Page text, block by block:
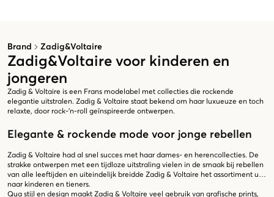
Brand Zadig&Voltaire
Zadig&Voltaire voor kinderen en
jongeren
Zadig & Voltaire is een Frans modelabel met collecties die rockende
elegantie uitstralen. Zadig & Voltaire staat bekend om haar luxueuze en toch
relaxte, door rock-'n-roll geïnspireerde ontwerpen.
Elegante & rockende mode voor jonge rebellen
Zadig & Voltaire had al snel succes met haar dames- en herencollecties. De
strakke ontwerpen met een tijdloze uitstraling vielen in de smaak bij rebellen
van alle leeftijden en uiteindelijk breidde Zadig & Voltaire het assortiment uit
naar kinderen en tieners.
Qua stijl en design maakt Zadig & Voltaire veel gebruik van grafische prints,